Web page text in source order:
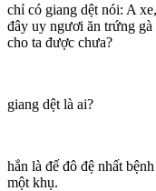
chỉ có giang dệt nói: A
đây uy ngươi ăn trứng
cho ta được chưa?
giang dệt là ai?
hắn là đế đô đệ nhất
một khụ.